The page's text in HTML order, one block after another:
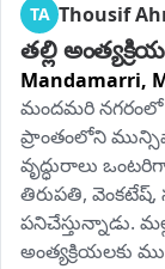
TA Thousif
తల్లి
Mandamarri,
మందమరి నగరంలో
ప్రాంతంలోని
వృద్ధురాలు
తిరుపతి, వెంకటేష్,
పనిచేస్తున్నాడు.
అంత్యక్రియలకు